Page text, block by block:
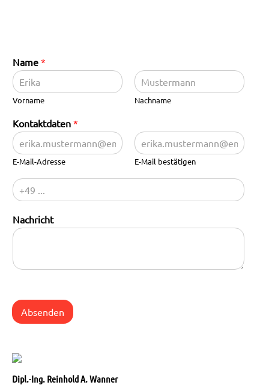
Name *
Vorname Nachname
Kontaktdaten *
E-Mail-Adresse E-Mail bestätigen
M
o
i
l
Nachricht
Absenden
Dipl.-Ing. Reinhold A. Wanner